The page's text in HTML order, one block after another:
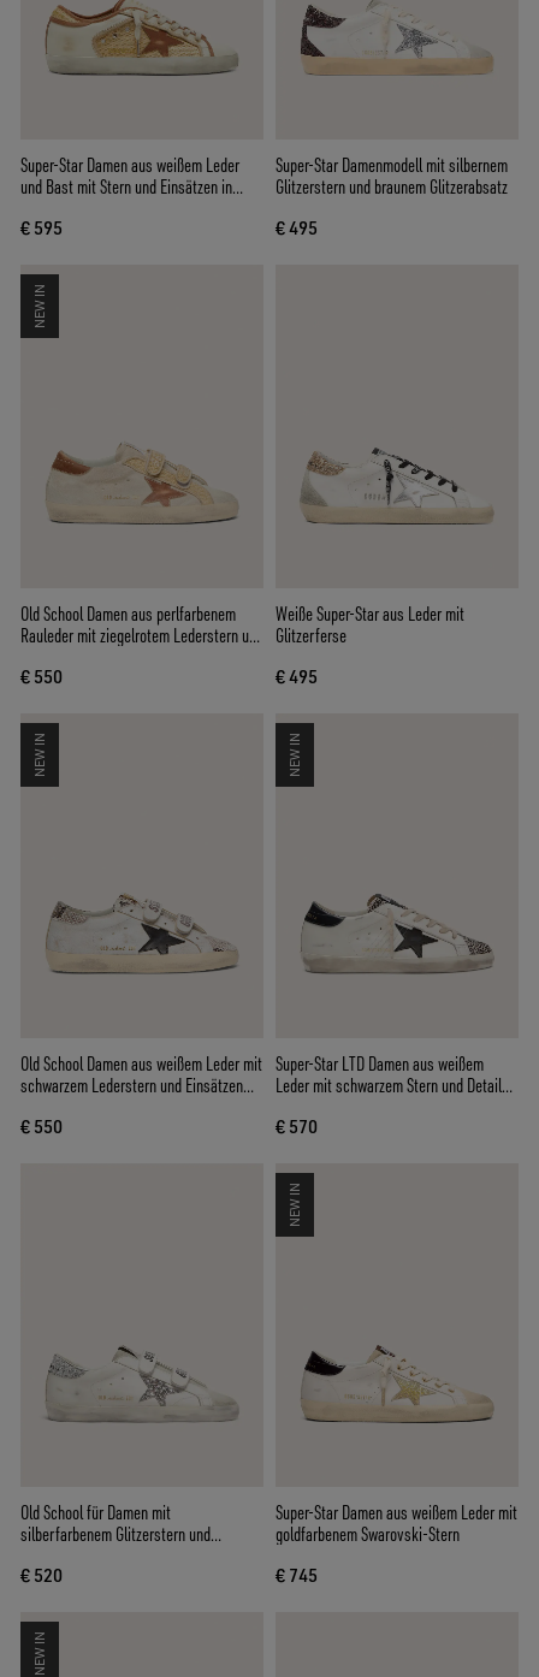
Super-Star Damen aus weißem Leder
und Bast mit Stern und Einsätzen in
€ 595
Super-Star Damenmodell mit silbernem
Glitzerstern und braunem Glitzerabsatz
€ 495
NEW IN
Old School Damen aus perlfarbenem
Rauleder mit ziegelrotem Lederstern und
€ 550
Weiße Super-Star aus Leder mit
Glitzerferse
€ 495
NEW IN
Old School Damen aus weißem Leder mit
schwarzem Lederstern und Einsätzen
€ 550
NEW IN
Super-Star LTD Damen aus weißem
Leder mit schwarzem Stern und Details
€ 570
Old School für Damen mit
silberfarbenem Glitzerstern und
€ 520
NEW IN
Super-Star Damen aus weißem Leder mit
goldfarbenem Swarovski-Stern
€ 745
NEW IN